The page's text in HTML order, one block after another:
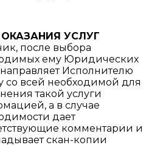
УСЛУГ
после выбора
ему Юридических
направляет Исполнителю
со всей необходимой для
такой услуги
а в случае
дает
комментарии и
скан-копии